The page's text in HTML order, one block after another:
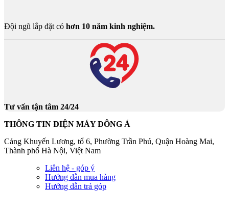
Đội ngũ lắp đặt có hơn 10 năm kinh nghiệm.
Tư vấn tận tâm 24/24
THÔNG TIN ĐIỆN MÁY ĐÔNG Á
Cảng Khuyến Lương, tổ 6, Phường Trần Phú, Quận Hoàng Mai,
Thành phố Hà Nội, Việt Nam
Liên hệ - góp ý
Hướng dẫn mua hàng
Hướng dẫn trả góp